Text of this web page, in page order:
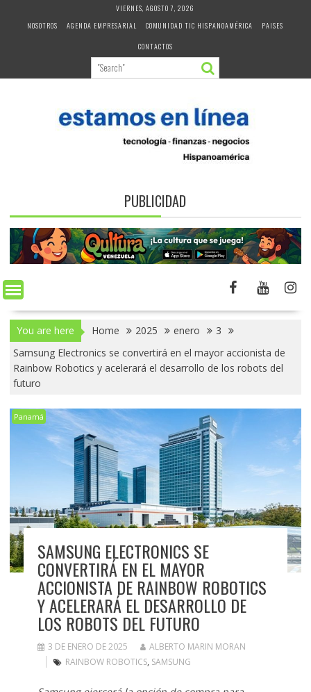
VIERNES, AGOSTO 7, 2026
NOSOTROS
AGENDA EMPRESARIAL COMUNIDAD TIC HISPANOAMÉRICA
PAISES
CONTACTOS
PUBLICIDAD
You are here Home 2025 enero
3
Samsung Electronics se convertirá en el mayor accionista de
Rainbow Robotics y acelerará el desarrollo de los robots del
futuro
Panamá
SAMSUNG ELECTRONICS SE
CONVERTIRÁ EN EL MAYOR
ACCIONISTA DE RAINBOW ROBOTICS
Y ACELERARÁ EL DESARROLLO DE
LOS ROBOTS DEL FUTURO
3 DE ENERO DE 2025
ALBERTO MARIN MORAN
RAINBOW ROBOTICS, SAMSUNG